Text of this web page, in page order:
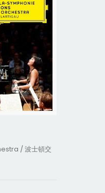
/ 波士頓交